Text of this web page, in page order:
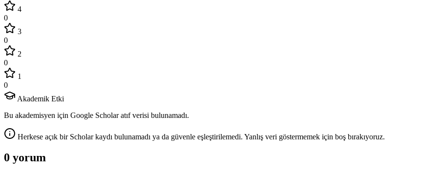
4
0
3
0
2
0
1
0
Akademik Etki
Bu akademisyen için Google Scholar atıf verisi bulunamadı.
Herkese açık bir Scholar kaydı bulunamadı ya da güvenle eşleştirilemedi. Yanlış veri göstermemek için boş bırakıyoruz.
0 yorum